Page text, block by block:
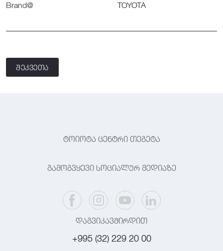
Brand@
TOYOTA
შეკვეთა
ტოიოტა ცენტრი თეგეტა
გამოგვყევი სოციალურ მედიაზე
დაგვიკავშირდით
+995 (32) 229 20 00